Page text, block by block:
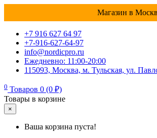
Магазин в
+7 916 627 64 97
+7-916-627-64-97
info@nordicpro.ru
Ежедневно: 11:00-20:00
115093, Москва, м. Тульская, ул.
0 Товаров 0 (0 ₽)
Товары в корзине
×
Ваша корзина пуста!